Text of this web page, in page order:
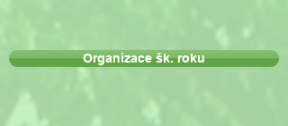
Organizace šk. roku